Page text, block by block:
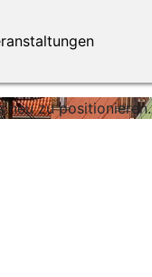
neu zu positionieren.